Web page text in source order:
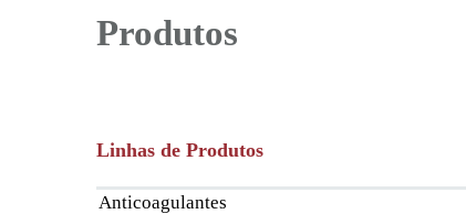
Produtos
Linhas de Produtos
Anticoagulantes